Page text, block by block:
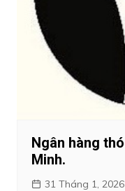
Ngân hàng
Minh. KS
31 Tháng 1, 2026